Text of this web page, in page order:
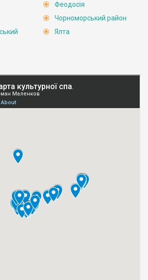
Феодосія
Чорноморський район
Ялта